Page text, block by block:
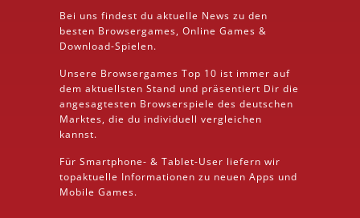
Bei uns findest du aktuelle News zu den
besten Browsergames, Online Games &
Download-Spielen.
Unsere Browsergames Top 10 ist immer auf
dem aktuellsten Stand und präsentiert Dir die
angesagtesten Browserspiele des deutschen
Marktes, die du individuell vergleichen
kannst.
Für Smartphone- & Tablet-User liefern wir
topaktuelle Informationen zu neuen Apps und
Mobile Games.